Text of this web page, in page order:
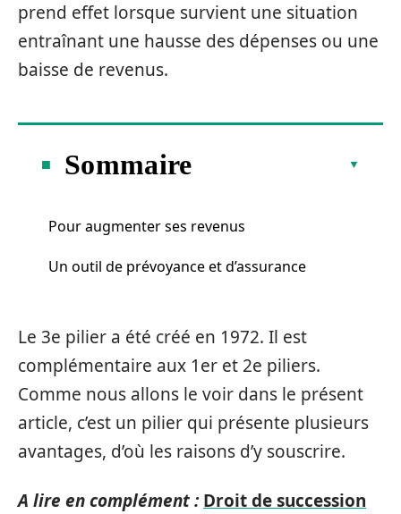
prend effet lorsque survient une situation
entraînant une hausse des dépenses ou une
baisse de revenus.
Sommaire
Pour augmenter ses revenus
Un outil de prévoyance et d’assurance
Le 3e pilier a été créé en 1972. Il est
complémentaire aux 1er et 2e piliers.
Comme nous allons le voir dans le présent
article, c’est un pilier qui présente plusieurs
avantages, d’où les raisons d’y souscrire.
A lire en complément : Droit de succession